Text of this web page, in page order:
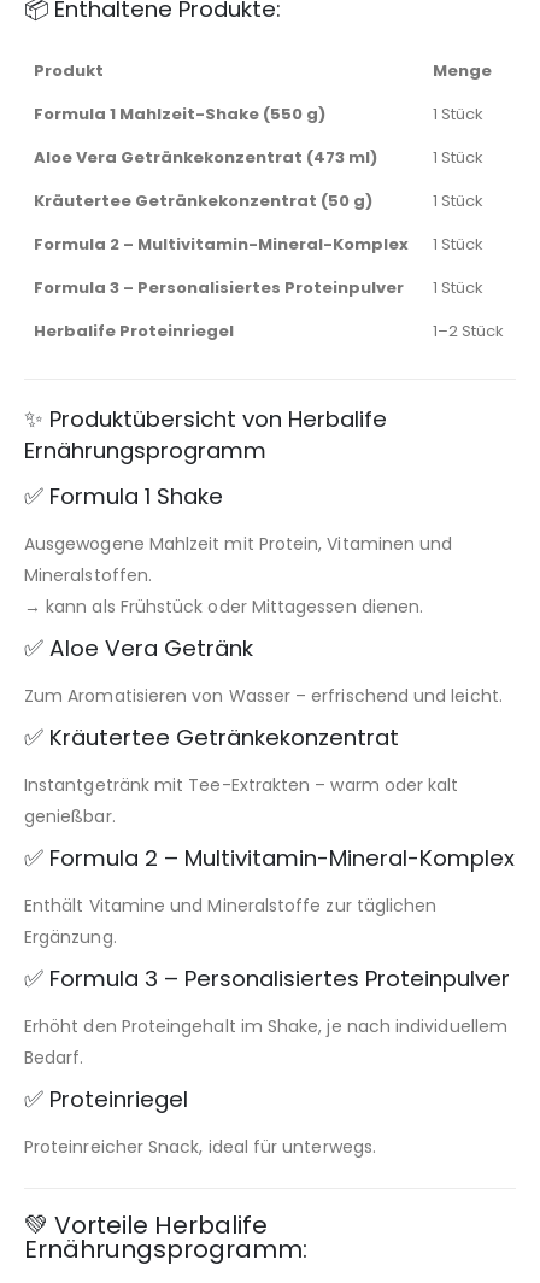
📦 Enthaltene Produkte:
Produkt
Menge
Formula 1 Mahlzeit-Shake (550 g)
1 Stück
Aloe Vera Getränkekonzentrat (473 ml)
1 Stück
Kräutertee Getränkekonzentrat (50 g)
1 Stück
Formula 2 – Multivitamin-Mineral-Komplex
1 Stück
Formula 3 – Personalisiertes Proteinpulver
1 Stück
Herbalife Proteinriegel
1–2 Stück
✨ Produktübersicht von Herbalife
Ernährungsprogramm
✅ Formula 1 Shake
Ausgewogene Mahlzeit mit Protein, Vitaminen und
Mineralstoffen.
→ kann als Frühstück oder Mittagessen dienen.
✅ Aloe Vera Getränk
Zum Aromatisieren von Wasser – erfrischend und leicht.
✅ Kräutertee Getränkekonzentrat
Instantgetränk mit Tee-Extrakten – warm oder kalt
genießbar.
✅ Formula 2 – Multivitamin-Mineral-Komplex
Enthält Vitamine und Mineralstoffe zur täglichen
Ergänzung.
✅ Formula 3 – Personalisiertes Proteinpulver
Erhöht den Proteingehalt im Shake, je nach individuellem
Bedarf.
✅ Proteinriegel
Proteinreicher Snack, ideal für unterwegs.
💚 Vorteile Herbalife
Ernährungsprogramm: